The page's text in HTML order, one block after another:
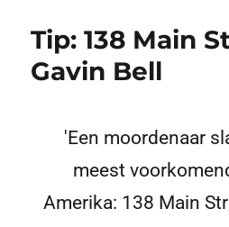
Tip: 138 Main
Gavin Bell
'Een moordenaar
meest
Amerika: 138 Main